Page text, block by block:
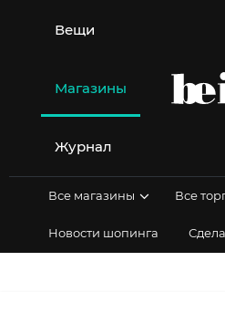
содержимому
Вещи
Магазины
Журнал
Все магазины Все
Новости шопинга